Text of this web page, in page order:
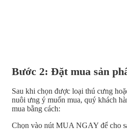
Bước 2: Đặt mua sản
Sau khi chọn được loại thú cưng
nuôi ưng ý muốn mua, quý khách
mua bằng cách:
Chọn vào nút MUA NGAY để cho